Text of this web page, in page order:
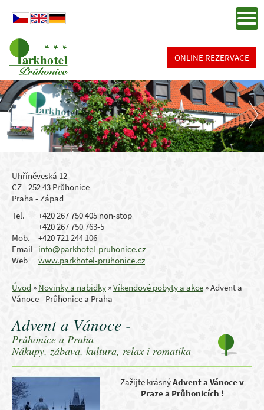
ONLINE REZERVACE
Uhříněveská 12
CZ - 252 43 Průhonice
Praha - Západ
Tel.
+420 267 750 405 non-stop
+420 267 750 763-5
Mob.
+420 721 244 106
Email info@parkhotel-pruhonice.cz
Web
www.parkhotel-pruhonice.cz
Úvod » Novinky a nabidky »Víkendové pobyty a akce »Advent a
Vánoce - Průhonice a Praha
Advent a Vánoce -
Průhonice a Praha
Nákupy, zábava, kultura, relax i romatika
Zažijte krásnýAdvent a Vánoce v
Praze a Průhonicích !